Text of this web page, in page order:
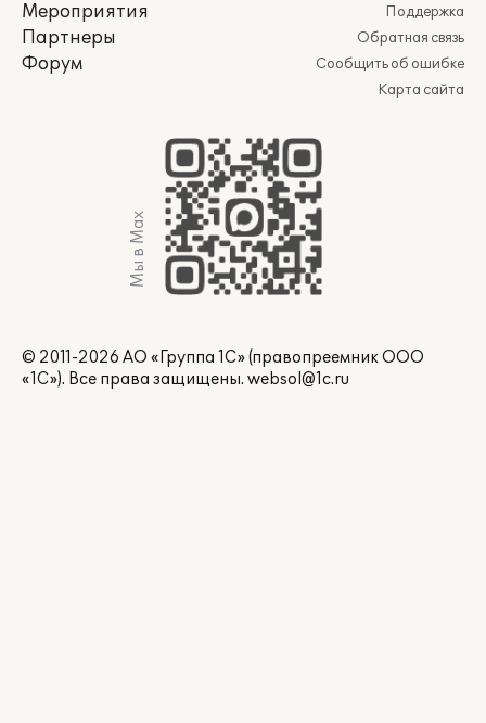
Мероприятия
Партнеры
Форум
Поддержка
Обратная связь
Сообщить об ошибке
Карта сайта
Мы в Max
© 2011-2026 АО «Группа 1С» (правопреемник ООО
«1С»). Все права защищены. websol@1c.ru